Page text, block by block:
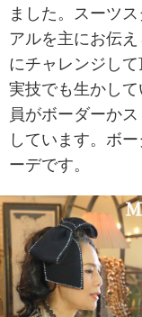
ました。スーツ
アルを主にお伝
にチャレンジし
実技でも生かし
員がボーダーか
しています。ボ
ーデです。